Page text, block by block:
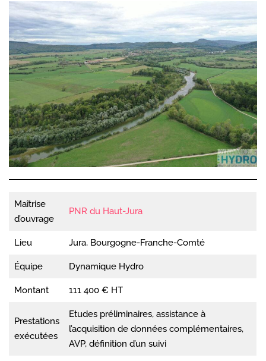
Maîtrise
d’ouvrage
PNR du Haut-Jura
Lieu Jura, Bourgogne-Franche-Comté
Équipe Dynamique Hydro
Montant 111 400 € HT
Prestations
exécutées
Etudes préliminaires, assistance à
l’acquisition de données complémentaires,
AVP, définition d’un suivi